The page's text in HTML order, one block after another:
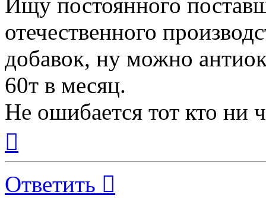
Ищу постоянного
отечественного
добавок, ну можно
60т в месяц.
Не ошибается тот кто ни
началу
Ответить